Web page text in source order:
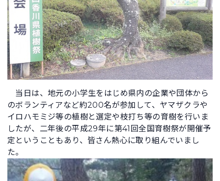
当日は、地元の小学生をはじめ県内の企業や団体から
のボランティアなど約200名が参加して、ヤマザクラや
イロハモミジ等の植樹と選定や枝打ち等の育樹を行いま
したが、二年後の平成29年に第41回全国育樹祭が開催予
定ということもあり、皆さん熱心に取り組んでいまし
た。